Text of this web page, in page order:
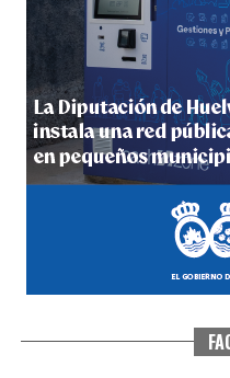
4º DÍA DE LAS
hace 5 días·Huelvatv
SEXTA CORRIDA DE